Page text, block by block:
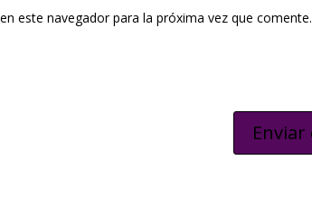
este navegador para la próxima vez que comente.